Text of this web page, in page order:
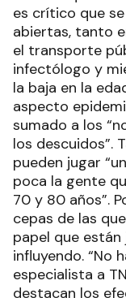
es crítico que
abiertas, tanto
el transporte
infectólogo y
la baja en la
aspecto
sumado a los
los descuidos”.
pueden jugar
poca la gente
70 y 80 años”.
cepas de las
papel que
influyendo. “No
especialista a
destacan los